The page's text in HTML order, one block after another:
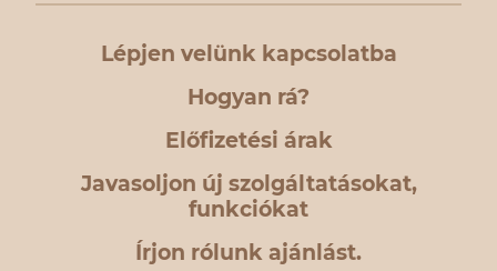
Lépjen velünk kapcsolatba
Hogyan rá?
Előfizetési árak
Javasoljon új szolgáltatásokat,
funkciókat
Írjon rólunk ajánlást.